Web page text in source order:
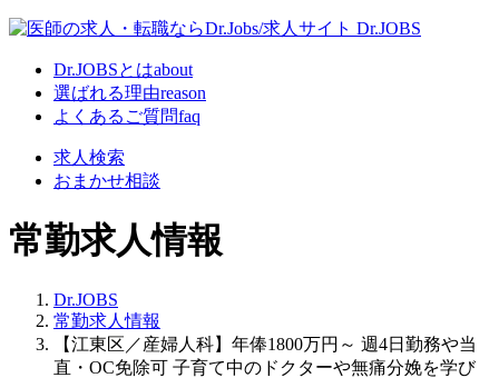
Dr.JOBSとはabout
選ばれる理由reason
よくあるご質問faq
求人検索
おまかせ相談
常勤求人情報
Dr.JOBS
常勤求人情報
【江東区／産婦人科】年俸1800万円～ 週4日勤務や当
直・OC免除可 子育て中のドクターや無痛分娩を学び